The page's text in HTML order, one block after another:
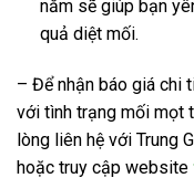
năm sẽ giúp bạn
quả diệt mối.
– Để nhận báo giá chi
với tình trạng mối mọt
lòng liên hệ với Trung
hoặc truy cập website